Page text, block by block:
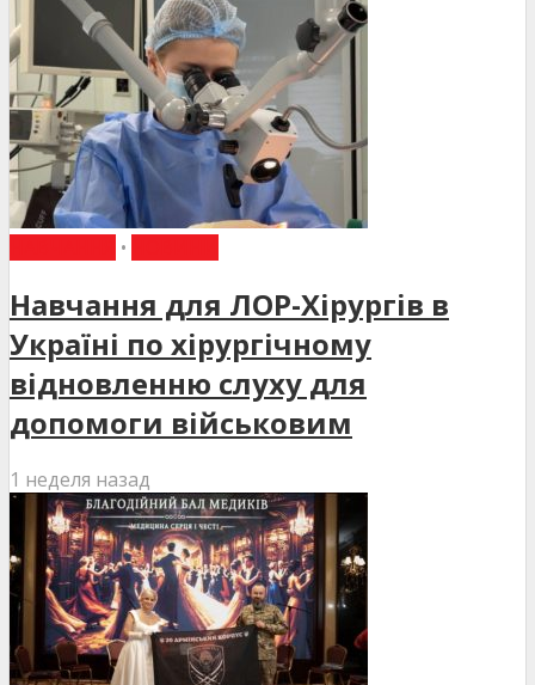
•
Навчання для ЛОР-Хірургів в
Україні по хірургічному
відновленню слуху для
допомоги військовим
1 неделя назад